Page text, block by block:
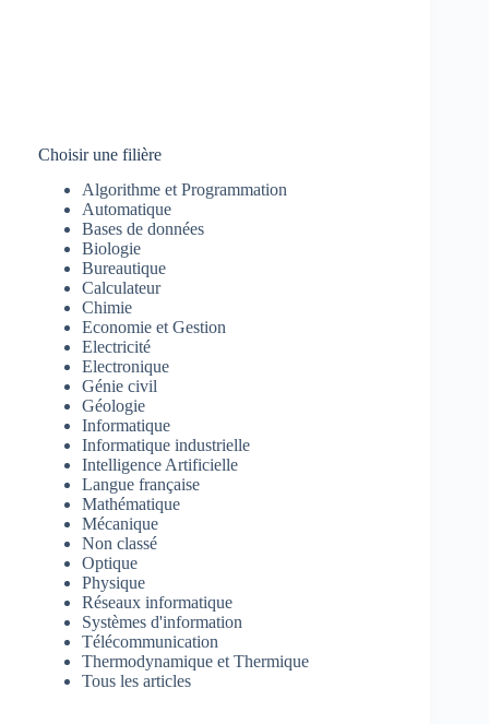
Choisir une filière
Algorithme et Programmation
Automatique
Bases de données
Biologie
Bureautique
Calculateur
Chimie
Economie et Gestion
Electricité
Electronique
Génie civil
Géologie
Informatique
Informatique industrielle
Intelligence Artificielle
Langue française
Mathématique
Mécanique
Non classé
Optique
Physique
Réseaux informatique
Systèmes d'information
Télécommunication
Thermodynamique et Thermique
Tous les articles